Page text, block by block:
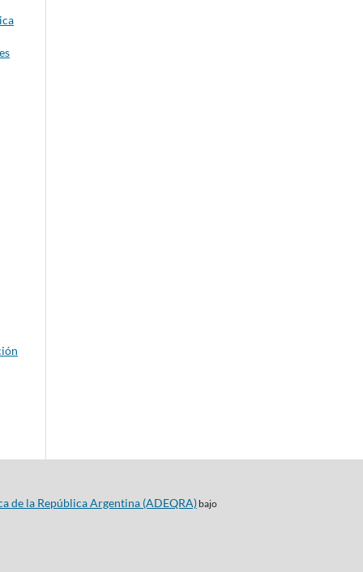
de la República Argentina (ADEQRA)bajo